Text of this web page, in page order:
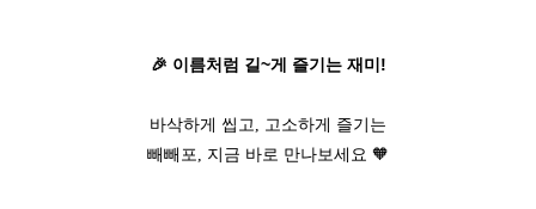
🎉 이름처럼 길~게 즐기는 재미!
바삭하게 씹고, 고소하게 즐기는
빼빼포, 지금 바로 만나보세요 🧡